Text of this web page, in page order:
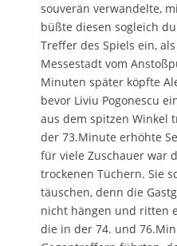
souverän verwandelte,
büßte diesen sogleich
Treffer des Spiels ein,
Messestadt vom
Minuten später köpfte
bevor Liviu Pogonescu
aus dem spitzen Winkel
der 73.Minute erhöhte
für viele Zuschauer war
trockenen Tüchern. Sie
täuschen, denn die
nicht hängen und ritten
die in der 74. und